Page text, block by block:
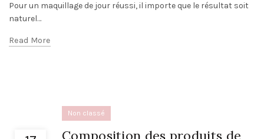
Pour un maquillage de jour réussi, il importe que le résultat soit
naturel…
Read More
Non classé
Composition des produits de